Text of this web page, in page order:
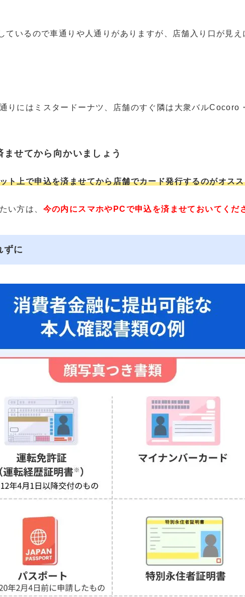
ているので車通りや人通りがありますが、店舗入り口が見え
りにはミスタードーナツ、店舗のすぐ隣は大衆バルCocoro
せてから向かいましょう
ト上で申込を済ませてから店舗でカード発行するのがオス
い方は、 今の内にスマホやPCで申込を済ませておいてくだ
ずに